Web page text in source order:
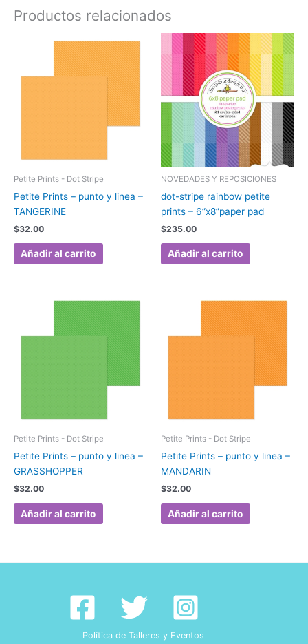
Productos relacionados
Petite Prints - Dot Stripe
Petite Prints – punto y linea –
TANGERINE
$32.00
Añadir al carrito
NOVEDADES Y REPOSICIONES
dot-stripe rainbow petite
prints – 6”x8”paper pad
$235.00
Añadir al carrito
Petite Prints - Dot Stripe
Petite Prints – punto y linea –
GRASSHOPPER
$32.00
Añadir al carrito
Petite Prints - Dot Stripe
Petite Prints – punto y linea –
MANDARIN
$32.00
Añadir al carrito
Política de Talleres y Eventos